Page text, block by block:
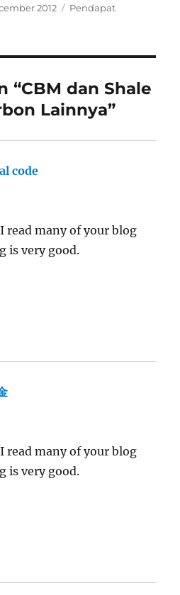
2012 Categories
Pendapat
“CBM dan Shale
Lainnya”
code
read many of your blog
is very good.
read many of your blog
is very good.